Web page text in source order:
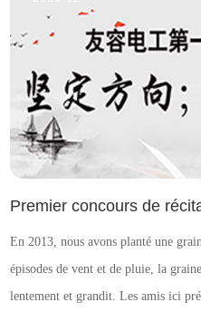
Premier concours de
En 2013, nous avons planté une
épisodes de vent et de pluie, la
lentement et grandit. Les amis ici